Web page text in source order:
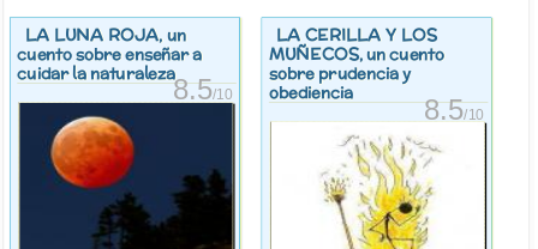
LA LUNA ROJA, un
cuento sobre enseñar a
cuidar la naturaleza
8.5/10
LA CERILLA Y LOS
MUÑECOS, un cuento
sobre prudencia y
obediencia
8.5/10